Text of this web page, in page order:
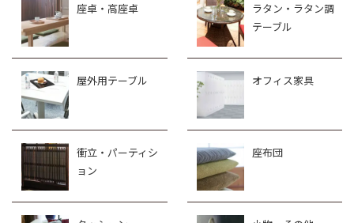
座卓・高座卓
ラタン・ラタン調
テーブル
屋外用テーブル オフィス家具
衝立・パーティシ
ョン
座布団